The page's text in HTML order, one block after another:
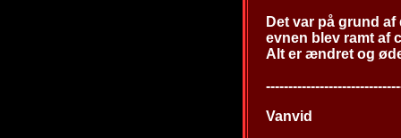
Det var på grund
evnen blev ramt af
Alt er ændret og
Vanvid